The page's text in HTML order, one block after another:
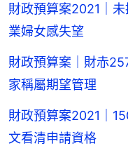
財政預算案2021｜
業婦女感失望
財政預算案｜財赤
家稱屬期望管理
財政預算案2021｜
文看清申請資格